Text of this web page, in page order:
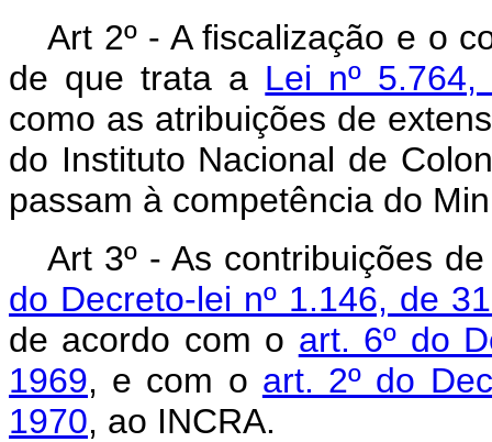
Art 2º - A fiscalização e o
de que trata a Lei nº
como as atribuições de
do Instituto Nacional de
passam à competência do
Art 3º - As contribuições
do Decreto-lei nº 1.146, de
de acordo com o art. 6º do
1969, e com o art. 2º do
1970, ao INCRA.